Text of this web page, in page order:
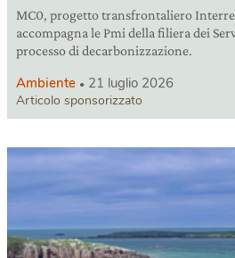
MC0, progetto transfrontaliero
accompagna le Pmi della filiera dei
processo di decarbonizzazione.
Ambiente 21 luglio 2026
Articolo sponsorizzato